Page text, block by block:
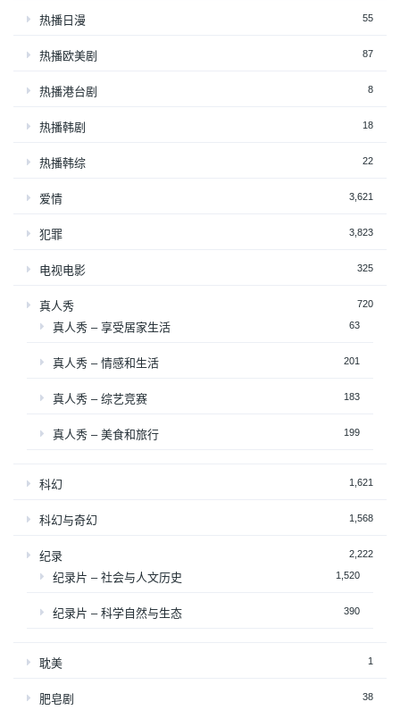
热播日漫 55
热播欧美剧 87
热播港台剧 8
热播韩剧 18
热播韩综 22
爱情 3,621
犯罪 3,823
电视电影 325
真人秀 720
真人秀 – 享受居家生活 63
真人秀 – 情感和生活 201
真人秀 – 综艺竞赛 183
真人秀 – 美食和旅行 199
科幻 1,621
科幻与奇幻 1,568
纪录 2,222
纪录片 – 社会与人文历史 1,520
纪录片 – 科学自然与生态 390
耽美 1
肥皂剧 38